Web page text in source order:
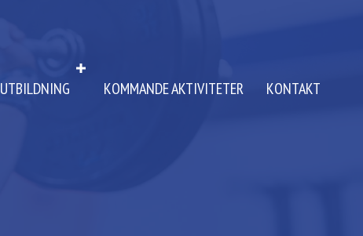
UTBILDNING KOMMANDE AKTIVITETER KONTAKT